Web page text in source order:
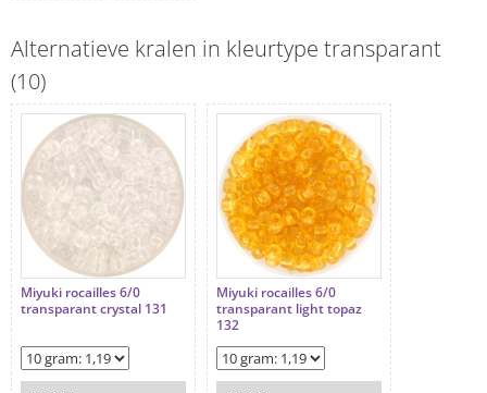
Alternatieve kralen in kleurtype transparant
(10)
Miyuki rocailles 6/0
transparant crystal 131
Miyuki rocailles 6/0
transparant light topaz
132